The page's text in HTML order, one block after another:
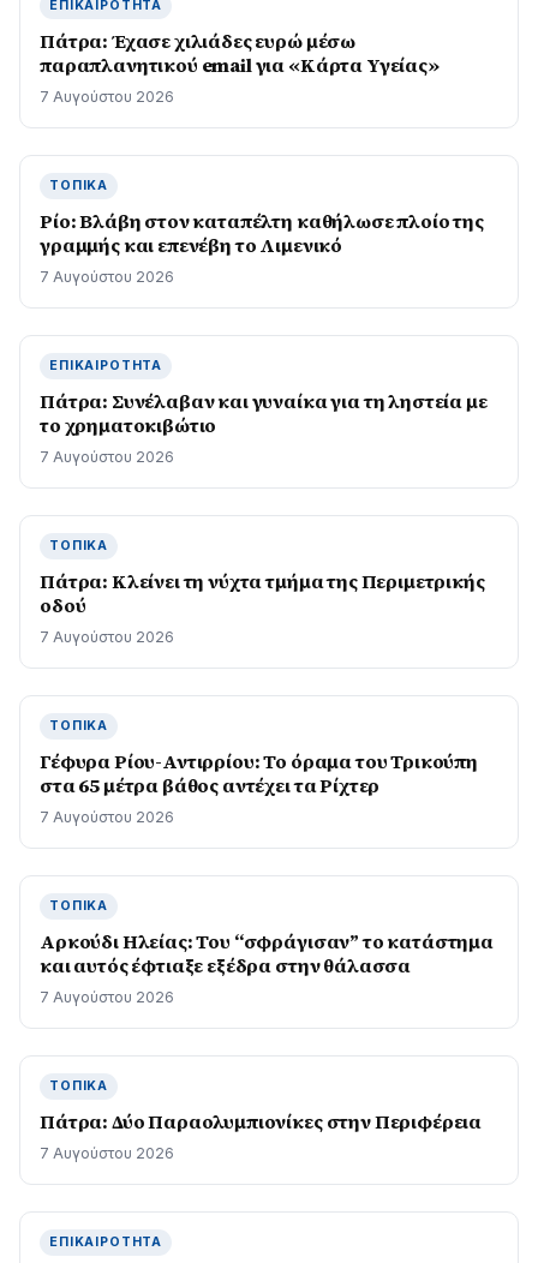
ΕΠΙΚΑΙΡΌΤΗΤΑ
Πάτρα: Έχασε χιλιάδες ευρώ μέσω
παραπλανητικού email για «Κάρτα Υγείας»
7 Αυγούστου 2026
ΤΟΠΙΚΆ
Ρίο: Βλάβη στον καταπέλτη καθήλωσε πλοίο της
γραμμής και επενέβη το Λιμενικό
7 Αυγούστου 2026
ΕΠΙΚΑΙΡΌΤΗΤΑ
Πάτρα: Συνέλαβαν και γυναίκα για τη ληστεία με
το χρηματοκιβώτιο
7 Αυγούστου 2026
ΤΟΠΙΚΆ
Πάτρα: Κλείνει τη νύχτα τμήμα της Περιμετρικής
οδού
7 Αυγούστου 2026
ΤΟΠΙΚΆ
Γέφυρα Ρίου-Αντιρρίου: Το όραμα του Τρικούπη
στα 65 μέτρα βάθος αντέχει τα Ρίχτερ
7 Αυγούστου 2026
ΤΟΠΙΚΆ
Αρκούδι Ηλείας: Του “σφράγισαν” το κατάστημα
και αυτός έφτιαξε εξέδρα στην θάλασσα
7 Αυγούστου 2026
ΤΟΠΙΚΆ
Πάτρα: Δύο Παραολυμπιονίκες στην Περιφέρεια
7 Αυγούστου 2026
ΕΠΙΚΑΙΡΌΤΗΤΑ